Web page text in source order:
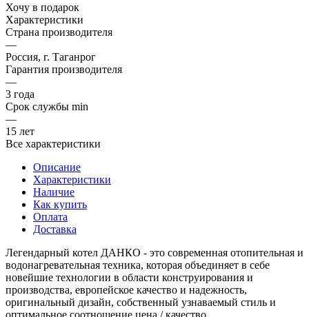
Хочу в подарок
Характеристики
Страна производителя
—
Россия, г. Таганрог
Гарантия производителя
—
3 года
Срок службы min
—
15 лет
Все характеристики
Описание
Характеристики
Наличие
Как купить
Оплата
Доставка
Легендарный котел ДАНКО - это современная отопительная и
водонагревательная техника, которая объединяет в себе
новейшие технологии в области конструирования и
производства, европейское качество и надежность,
оригинальный дизайн, собственный узнаваемый стиль и
оптимальное соотношение цена / качество.